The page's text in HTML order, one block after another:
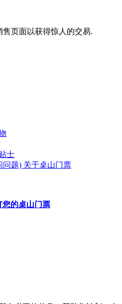
页面以获得惊人的交易.
士
问题) 关于桌山门票
您的桌山门票